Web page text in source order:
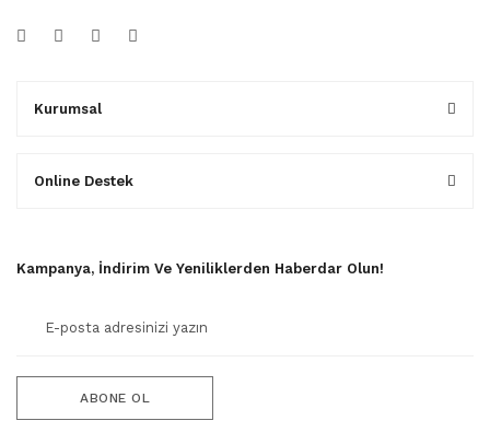
Kurumsal
Online Destek
Kampanya, İndirim Ve Yeniliklerden Haberdar Olun!
ABONE OL